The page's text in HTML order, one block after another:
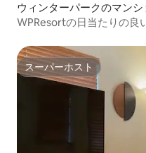
ウィンターパークのマンシ
WPResortの日当たりの良
スーパーホスト
スーパーホスト